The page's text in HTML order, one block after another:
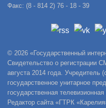
Факс: (8 - 814 2) 76 - 18 - 39
© 2026 «Государственный
Свидетельство о
августа 2014 года. Учредитель
государственное унитарное
государственная
Редактор сайта «ГТРК